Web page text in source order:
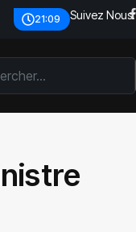
21:09 Suivez Nous: